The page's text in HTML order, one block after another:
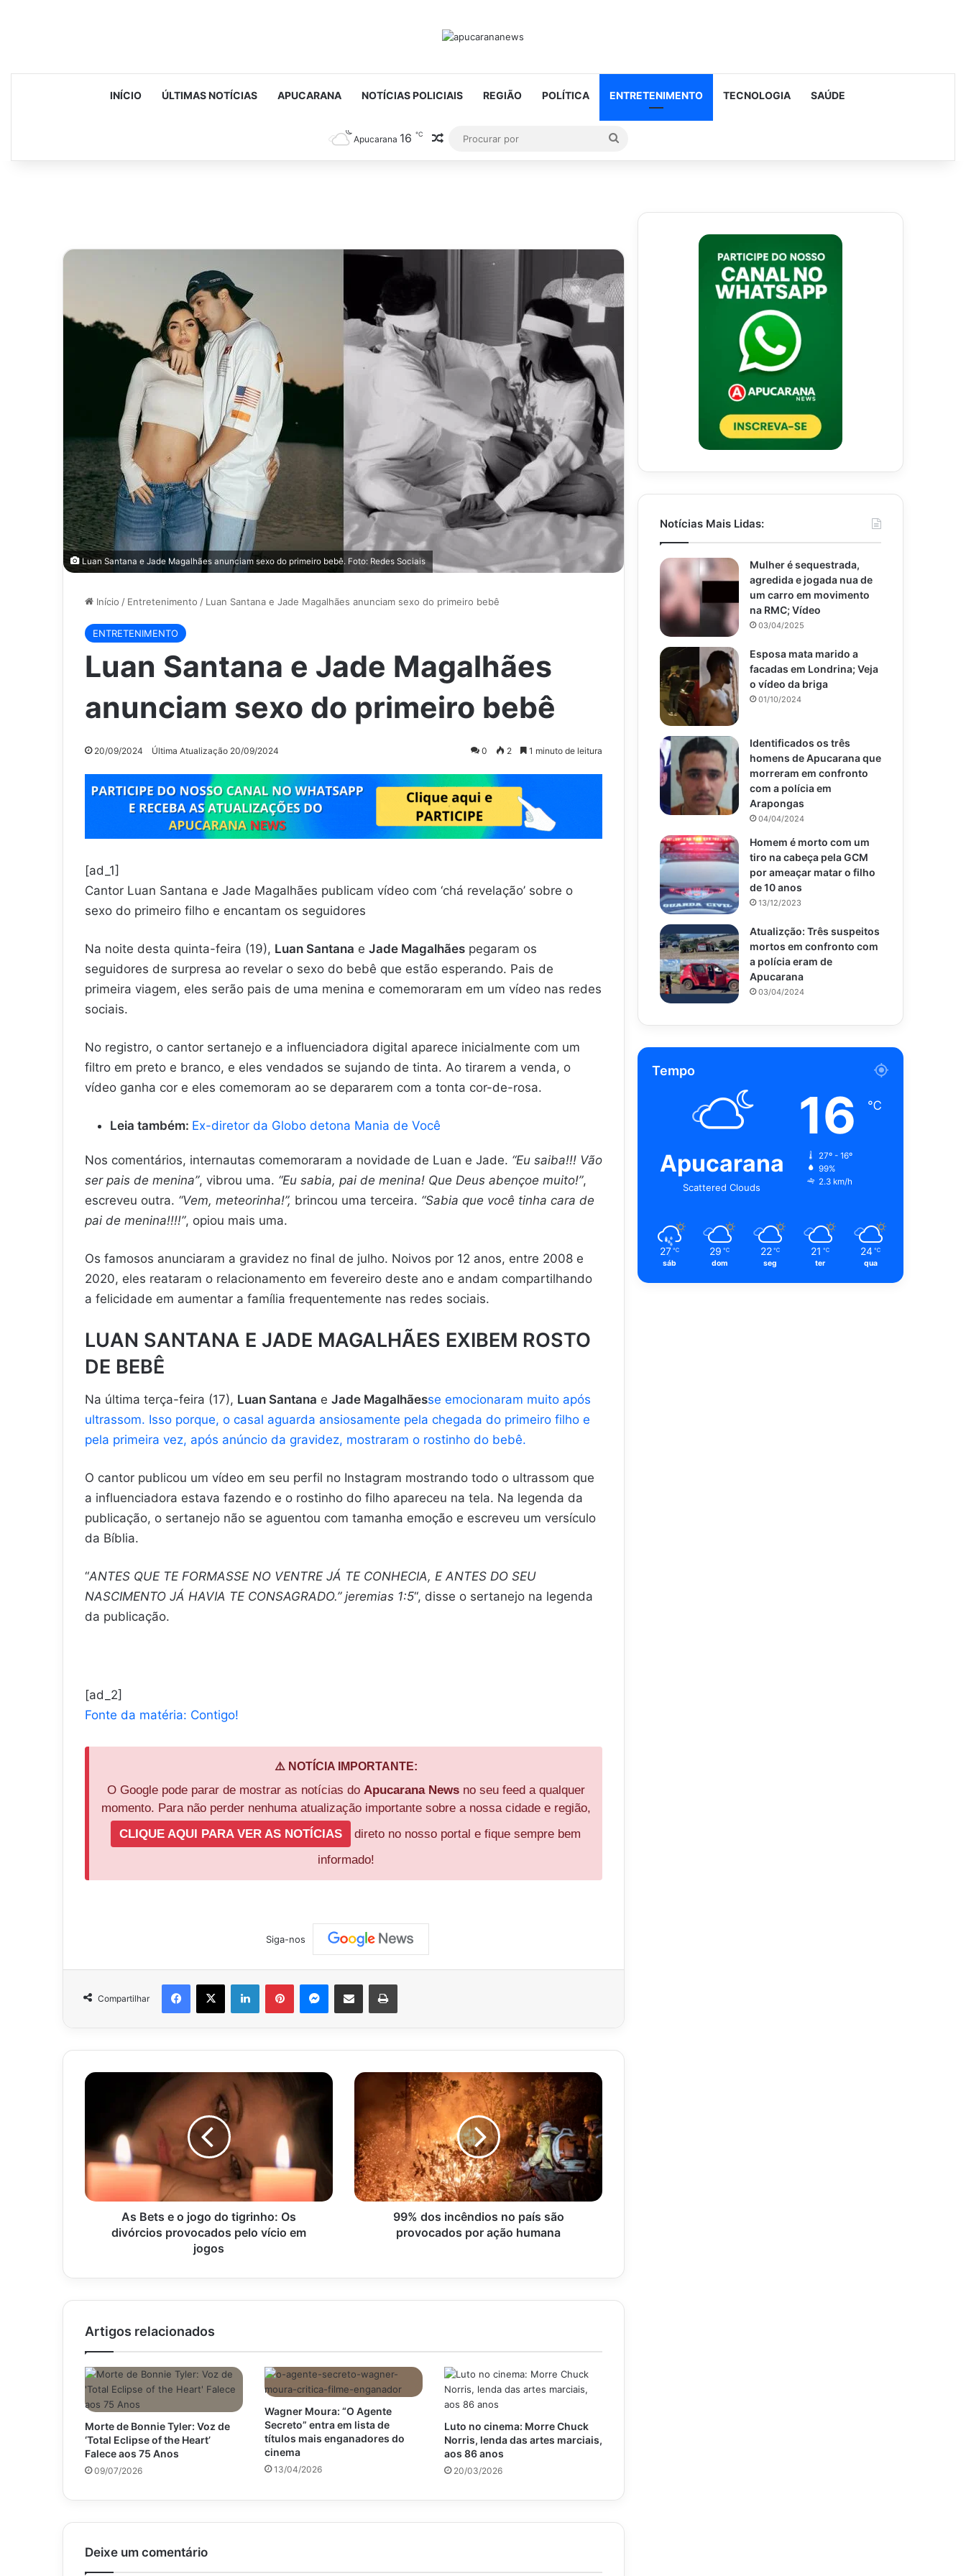
INÍCIO ÚLTIMAS NOTÍCIAS APUCARANA NOTÍCIAS POLICIAIS REGIÃO POLÍTICA ENTRETENIMENTO TECNOLOGIA SAÚDE
Apucarana 16 ℃ Artigo aleatório
Procurar
por
Luan Santana e Jade Magalhães anunciam sexo do primeiro bebê. Foto: Redes Sociais
Início / Entretenimento / Luan Santana e Jade Magalhães anunciam sexo do primeiro bebê
ENTRETENIMENTO
Luan Santana e Jade Magalhães
anunciam sexo do primeiro bebê
20/09/2024 Última Atualização 20/09/2024 0 2 1 minuto de leitura
[ad_1]
Cantor Luan Santana e Jade Magalhães publicam vídeo com ‘chá revelação’ sobre o
sexo do primeiro filho e encantam os seguidores
Na noite desta quinta-feira (19), Luan Santana e Jade Magalhães pegaram os
seguidores de surpresa ao revelar o sexo do bebê que estão esperando. Pais de
primeira viagem, eles serão pais de uma menina e comemoraram em um vídeo nas redes
sociais.
No registro, o cantor sertanejo e a influenciadora digital aparece inicialmente com um
filtro em preto e branco, e eles vendados se sujando de tinta. Ao tirarem a venda, o
vídeo ganha cor e eles comemoram ao se depararem com a tonta cor-de-rosa.
Leia também: Ex-diretor da Globo detona Mania de Você
Nos comentários, internautas comemoraram a novidade de Luan e Jade. “Eu saiba!!! Vão
ser pais de menina”, vibrou uma. “Eu sabia, pai de menina! Que Deus abençoe muito!”,
escreveu outra. “Vem, meteorinha!”, brincou uma terceira. “Sabia que você tinha cara de
pai de menina!!!!”, opiou mais uma.
Os famosos anunciaram a gravidez no final de julho. Noivos por 12 anos, entre 2008 e
2020, eles reataram o relacionamento em fevereiro deste ano e andam compartilhando
a felicidade em aumentar a família frequentemente nas redes sociais.
LUAN SANTANA E JADE MAGALHÃES EXIBEM ROSTO
DE BEBÊ
Na última terça-feira (17), Luan Santana e Jade Magalhãesse emocionaram muito após
ultrassom. Isso porque, o casal aguarda ansiosamente pela chegada do primeiro filho e
pela primeira vez, após anúncio da gravidez, mostraram o rostinho do bebê.
O cantor publicou um vídeo em seu perfil no Instagram mostrando todo o ultrassom que
a influenciadora estava fazendo e o rostinho do filho apareceu na tela. Na legenda da
publicação, o sertanejo não se aguentou com tamanha emoção e escreveu um versículo
da Bíblia.
“ANTES QUE TE FORMASSE NO VENTRE JÁ TE CONHECIA, E ANTES DO SEU
NASCIMENTO JÁ HAVIA TE CONSAGRADO.” jeremias 1:5“, disse o sertanejo na legenda
da publicação.
[ad_2]
Fonte da matéria: Contigo!
⚠️ NOTÍCIA IMPORTANTE:
O Google pode parar de mostrar as notícias do Apucarana Newsno seu feed a qualquer
momento. Para não perder nenhuma atualização importante sobre a nossa cidade e região,
CLIQUE AQUI PARA VER AS NOTÍCIAS
direto no nosso portal e fique sempre bem
informado!
Siga-nos
Compartilhar
Facebook
X LinkedinPinterestMessenger
Compartilhar via e-mail Imprimir
As
do
tigrinho:
divórcios
provocados
jogos
As Bets e o jogo do tigrinho: Os
divórcios provocados pelo vício em
jogos
99%
incêndios
país
são
provocados
por
ação
99% dos incêndios no país são
provocados por ação humana
Artigos relacionados
Morte de Bonnie Tyler: Voz de
‘Total Eclipse of the Heart’
Falece aos 75 Anos
09/07/2026
Wagner Moura: “O Agente
Secreto” entra em lista de
títulos mais enganadores do
cinema
13/04/2026
Luto no cinema: Morre Chuck
Norris, lenda das artes marciais,
aos 86 anos
20/03/2026
Deixe um comentário
Notícias Mais Lidas:
Mulher é sequestrada,
agredida e jogada nua de
um carro em movimento
na RMC; Vídeo
03/04/2025
Esposa mata marido a
facadas em Londrina; Veja
o vídeo da briga
01/10/2024
Identificados os três
homens de Apucarana que
morreram em confronto
com a polícia em
Arapongas
04/04/2024
Homem é morto com um
tiro na cabeça pela GCM
por ameaçar matar o filho
de 10 anos
13/12/2023
Atualizção: Três suspeitos
mortos em confronto com
a polícia eram de
Apucarana
03/04/2024
Tempo
Apucarana
Scattered Clouds
16 ℃
27º - 16º
99%
2.3 km/h
27 ℃
sáb
29 ℃
dom
22 ℃
seg
21 ℃
ter
24 ℃
qua